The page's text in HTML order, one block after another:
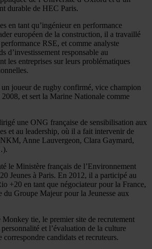
durable de HEC Paris.
en tant qu’ingénieur en performance
européen de la construction, il a travaillé
RSE, et comme analyste
d’investissement responsable au
les entreprises sur leurs problématiques
un joueur de rugby confirmé, vice champion
2008, et sert la Marine Nationale comme
une ONG française de sensibilisation aux
et au leadership, où il a fait intervenir de
Anne Lauvergeon, Clara Gaymard,
le Ministère français de l’Environnement
Jeunes à Paris. En 2012, il a participé au
+20 en tant que négociateur pour la France,
du Groupe Majeur pour la Jeunesse aux
tie, le premier site de recrutement
et l’évaluation de la culture
correspondre candidats et recruteurs.